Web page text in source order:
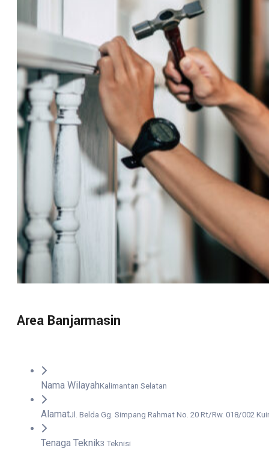
Area Banjarmasin
Nama WilayahKalimantan Selatan
AlamatJl. Belda Gg. Simpang Rahmat No. 20 Rt/Rw. 018/002
Tenaga Teknik3 Teknisi